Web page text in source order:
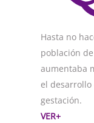
Hasta no
población
aumentaba
el
gestación.
VER+